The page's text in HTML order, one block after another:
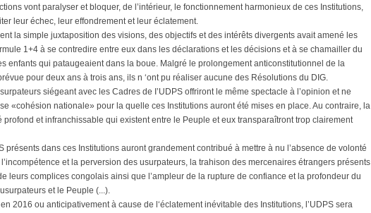
vont paralyser et bloquer, de l’intérieur, le fonctionnement harmonieux de ces Institutions,
leur échec, leur effondrement et leur éclatement.
la simple juxtaposition des visions, des objectifs et des intérêts divergents avait amené les
1+4 à se contredire entre eux dans les déclarations et les décisions et à se chamailler du
enfants qui pataugeaient dans la boue. Malgré le prolongement anticonstitutionnel de la
pour deux ans à trois ans, ils n ‘ont pu réaliser aucune des Résolutions du DIG.
siégeant avec les Cadres de I’UDPS offriront le même spectacle à l’opinion et ne
«cohésion nationale» pour la quelle ces Institutions auront été mises en place. Au contraire, la
profond et infranchissable qui existent entre le Peuple et eux transparaîtront trop clairement
présents dans ces Institutions auront grandement contribué à mettre à nu l’absence de volonté
et la perversion des usurpateurs, la trahison des mercenaires étrangers présents
leurs complices congolais ainsi que l’ampleur de la rupture de confiance et la profondeur du
et le Peuple (...).
2016 ou anticipativement à cause de l‘éclatement inévitable des Institutions, l’UDPS sera